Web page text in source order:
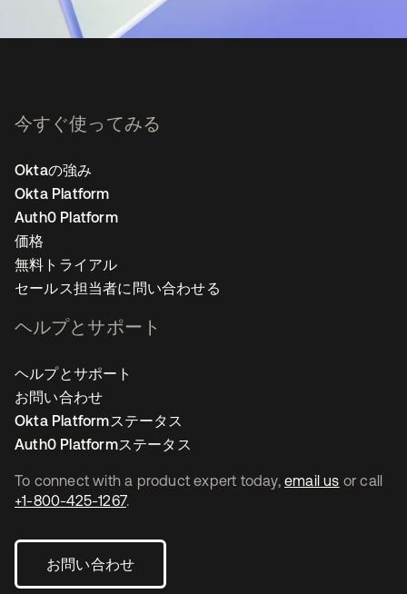
To connect with a product expert today, email us or call
+1-800-425-1267.
お問い合わせ
今すぐ使ってみる
Oktaの強み
Okta Platform
Auth0 Platform
価格
無料トライアル
セールス担当者に問い合わせる
ヘルプとサポート
ヘルプとサポート
お問い合わせ
Okta Platformステータス
Auth0 Platformステータス